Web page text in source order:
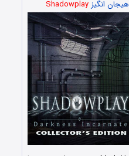
هیجان انگیز